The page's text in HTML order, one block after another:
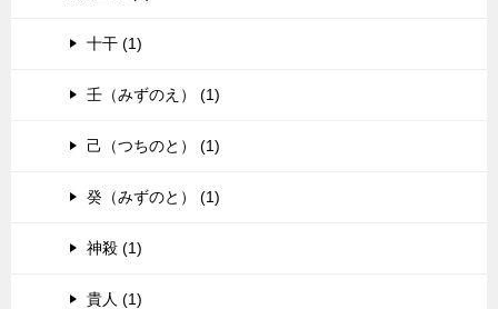
十干 (1)
壬（みずのえ） (1)
己（つちのと） (1)
癸（みずのと） (1)
神殺 (1)
貴人 (1)